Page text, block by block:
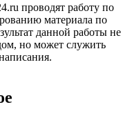
проводят работу по
материала по
данной работы не
но может служить